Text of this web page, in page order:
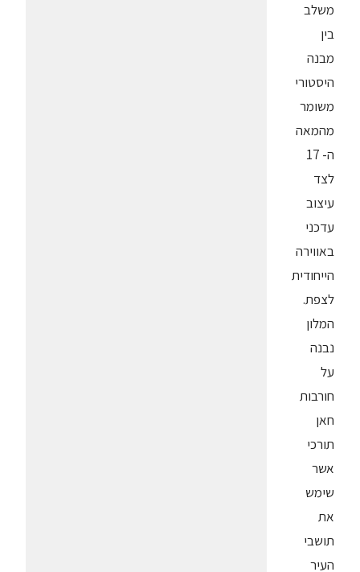
משלב
בין
מבנה
היסטורי
משומר
מהמאה
ה- 17
לצד
עיצוב
עדכני
באווירה
הייחודית
לצפת.
המלון
נבנה
על
חורבות
חאן
תורכי
אשר
שימש
את
תושבי
העיר